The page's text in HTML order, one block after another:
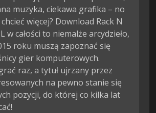
muzyka, ciekawa grafika – no
więcej? Download Rack N
w całości to niemalże arcydzieło,
roku muszą zapoznać się
gier komputerowych.
raz, a tytuł ujrzany przez
na pewno stanie się
pozycji, do której co kilka lat